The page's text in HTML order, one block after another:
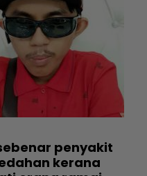
penyakit
kerana